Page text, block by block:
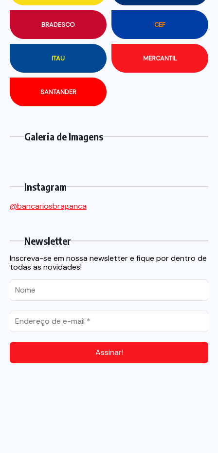
BRADESCO CEF
ITAU MERCANTIL
SANTANDER
Galeria de Imagens
Instagram
@bancariosbraganca
Newsletter
Inscreva-se em nossa newsletter e fique por dentro de
todas as novidades!